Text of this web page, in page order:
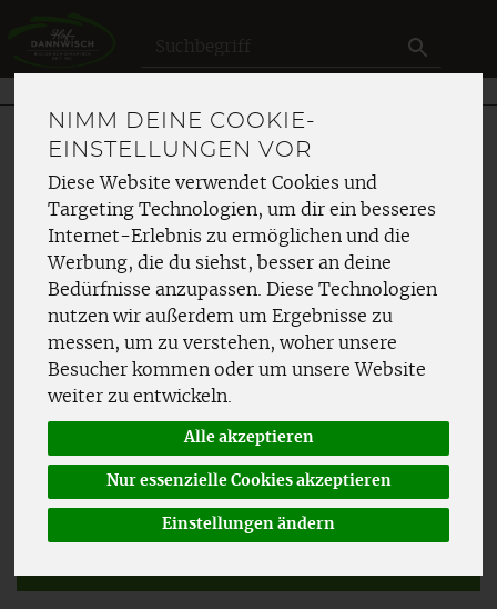
NIMM DEINE COOKIE-
EINSTELLUNGEN VOR
Diese Website verwendet Cookies und
Targeting Technologien, um dir ein besseres
Internet-Erlebnis zu ermöglichen und die
Werbung, die du siehst, besser an deine
Bedürfnisse anzupassen. Diese Technologien
nutzen wir außerdem um Ergebnisse zu
messen, um zu verstehen, woher unsere
Besucher kommen oder um unsere Website
weiter zu entwickeln.
Alle akzeptieren
Nur essenzielle Cookies akzeptieren
Einstellungen ändern
JETZT REGISTRIEREN
Gib bitte deine E-Mail-Adresse ein. Wir senden dir
einen 6-stelligen Code per E-Mail zu, damit du dich
verifizieren und dein Kundenkonto erstellen kannst.
Löse bitte folgende Aufgabe:
Rechen Captcha testet, ob du ein Mensch bist.